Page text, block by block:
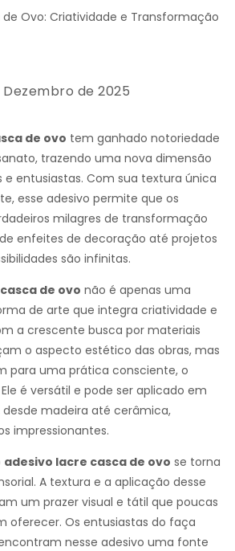
Dezembro de 2025
de ovo tem ganhado notoriedade
trazendo uma nova dimensão
entusiastas. Com sua textura única
esse adesivo permite que os
milagres de transformação
enfeites de decoração até projetos
são infinitas.
de ovo não é apenas uma
de arte que integra criatividade e
a crescente busca por materiais
o aspecto estético das obras, mas
para uma prática consciente, o
é versátil e pode ser aplicado em
desde madeira até cerâmica,
impressionantes.
adesivo lacre casca de ovo se torna
A textura e a aplicação desse
um prazer visual e tátil que poucas
oferecer. Os entusiastas do faça
nesse adesivo uma fonte